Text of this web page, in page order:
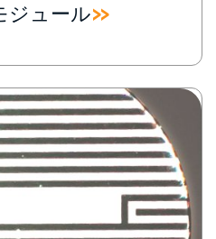
ジュール